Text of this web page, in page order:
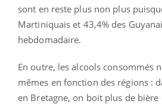
sont en reste plus non plus
Martiniquais et 43,4% des
hebdomadaire.
En outre, les alcools consommés
mêmes en fonction des régions :
en Bretagne, on boit plus de bière